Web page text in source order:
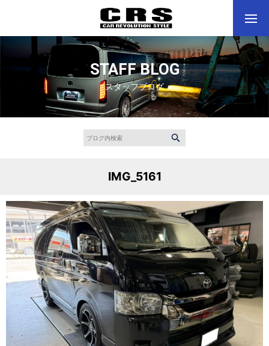
STAFF BLOG
スタッフブログ
IMG_5161